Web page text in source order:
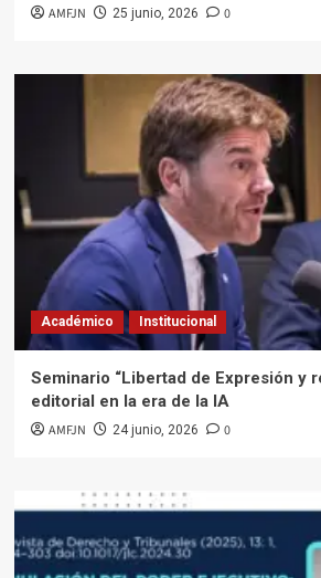
AMFJN 25 junio, 2026 0
Académico Institucional
Seminario “Libertad de Expresión y
editorial en la era de la IA
AMFJN 24 junio, 2026 0